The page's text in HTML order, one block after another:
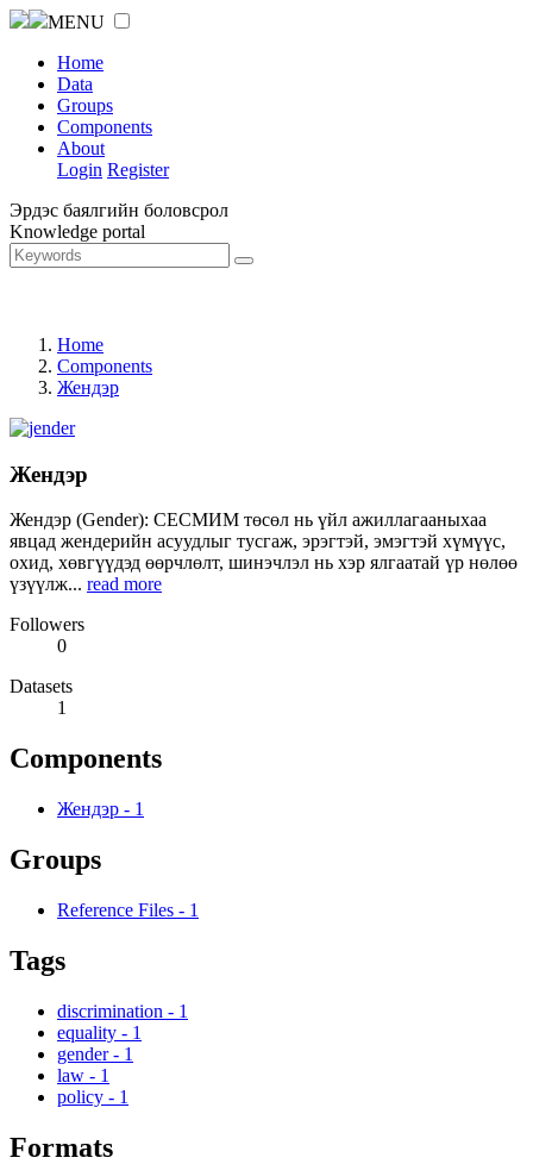
MENU
Home
Data
Groups
Components
About
Login Register
Эрдэс баялгийн боловсрол
Knowledge portal
Home
Components
Жендэр
Жендэр
Жендэр (Gender): СЕСМИМ төсөл нь үйл ажиллагааныхаа
явцад жендерийн асуудлыг тусгаж, эрэгтэй, эмэгтэй хүмүүс,
охид, хөвгүүдэд өөрчлөлт, шинэчлэл нь хэр ялгаатай үр нөлөө
үзүүлж... read more
Followers
0
Datasets
1
Components
Жендэр - 1
Groups
Reference Files - 1
Tags
discrimination - 1
equality - 1
gender - 1
law - 1
policy - 1
Formats